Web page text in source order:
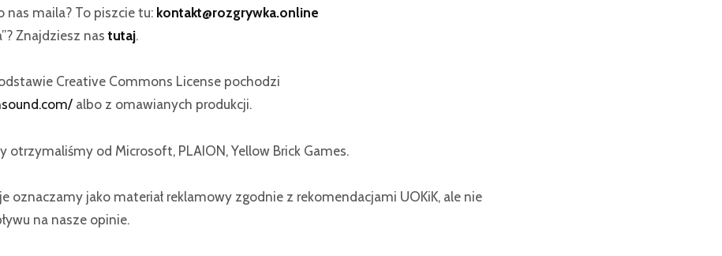
nas maila? To piszcie tu: kontakt@rozgrywka.online
Znajdziesz nastutaj.
Creative Commons License pochodzi
albo z omawianych produkcji.
otrzymaliśmy od Microsoft, PLAION, Yellow Brick Games.
oznaczamy jako materiał reklamowy zgodnie z rekomendacjami UOKiK, ale nie
na nasze opinie.